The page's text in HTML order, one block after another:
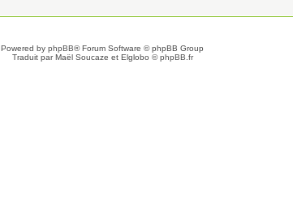
Powered by phpBB® Forum Software © phpBB Group
Traduit par Maël Soucaze et Elglobo ©phpBB.fr